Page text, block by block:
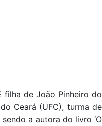
filha de João Pinheiro do
Ceará (UFC), turma de
a autora do livro ‘O